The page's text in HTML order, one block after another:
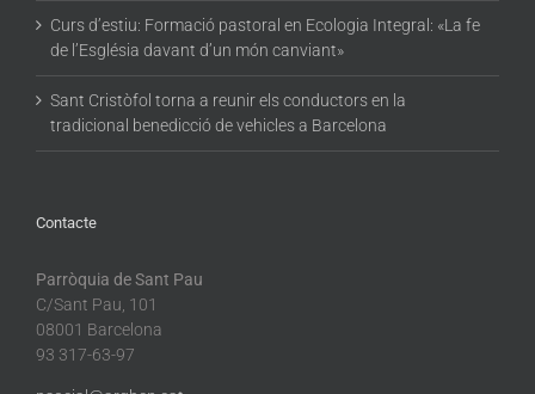
Curs d’estiu: Formació pastoral en Ecologia Integral: «La fe
de l’Església davant d’un món canviant»
Sant Cristòfol torna a reunir els conductors en la
tradicional benedicció de vehicles a Barcelona
Contacte
Parròquia de Sant Pau
C/Sant Pau, 101
08001 Barcelona
93 317-63-97